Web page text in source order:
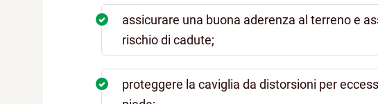
assicurare una buona aderenza al terreno e
rischio di cadute;
proteggere la caviglia da distorsioni per